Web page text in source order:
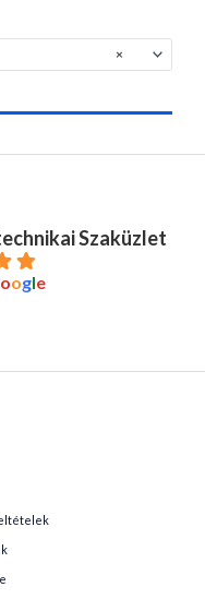
×
Szaküzlet
oogle